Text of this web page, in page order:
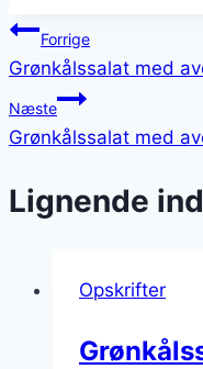
Forrige
Grønkålssalat med
Næste
Grønkålssalat med
Lignende
Opskrifter